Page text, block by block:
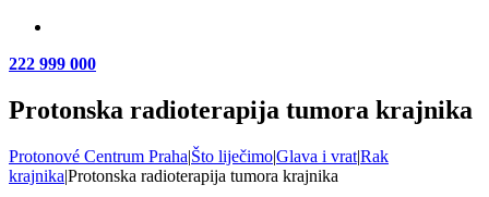
222 999 000
Protonska radioterapija tumora krajnika
Protonové Centrum Praha|Što liječimo|Glava i vrat|Rak
krajnika|Protonska radioterapija tumora krajnika